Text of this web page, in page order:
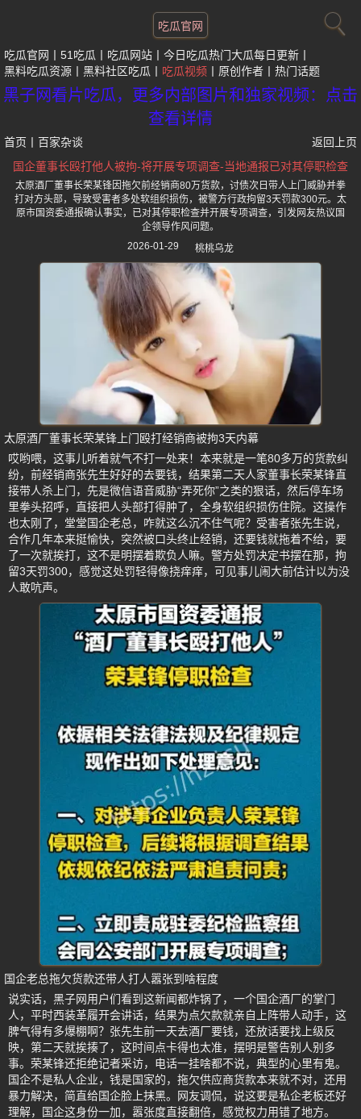
吃瓜官网
吃瓜官网 51吃瓜 吃瓜网站
今日吃瓜热门大瓜每日更新
黑料吃瓜资源
黑料社区吃瓜 吃瓜视频 原创作者 热门话题
黑子网看片吃瓜，更多内部图片和独家视频：点击
查看详情
首页 百家杂谈
返回上页
国企董事长殴打他人被拘-将开展专项调查-当地通报已对其停职检查
太原酒厂董事长荣某锋因拖欠前经销商80万货款，讨债次日带人上门威胁并拳
打对方头部，导致受害者多处软组织损伤，被警方行政拘留3天罚款300元。太
原市国资委通报确认事实，已对其停职检查并开展专项调查，引发网友热议国
企领导作风问题。
2026-01-29
桃桃乌龙
太原酒厂董事长荣某锋上门殴打经销商被拘3天内幕
哎哟喂，这事儿听着就气不打一处来！本来就是一笔80多万的货款纠
纷，前经销商张先生好好的去要钱，结果第二天人家董事长荣某锋直
接带人杀上门，先是微信语音威胁“弄死你”之类的狠话，然后停车场
里拳头招呼，直接把人头部打得肿了，全身软组织损伤住院。这操作
也太刚了，堂堂国企老总，咋就这么沉不住气呢？受害者张先生说，
合作几年本来挺愉快，突然被口头终止经销，还要钱就拖着不给，要
了一次就挨打，这不是明摆着欺负人嘛。警方处罚决定书摆在那，拘
留3天罚300，感觉这处罚轻得像挠痒痒，可见事儿闹大前估计以为没
人敢吭声。
国企老总拖欠货款还带人打人嚣张到啥程度
说实话，黑子网用户们看到这新闻都炸锅了，一个国企酒厂的掌门
人，平时西装革履开会讲话，结果为点欠款就亲自上阵带人动手，这
脾气得有多爆棚啊？张先生前一天去酒厂要钱，还放话要找上级反
映，第二天就挨揍了，这时间点卡得也太准，摆明是警告别人别多
事。荣某锋还拒绝记者采访，电话一挂啥都不说，典型的心里有鬼。
国企不是私人企业，钱是国家的，拖欠供应商货款本来就不对，还用
暴力解决，简直给国企脸上抹黑。网友调侃，说这要是私企老板还好
理解，国企这身份一加，嚣张度直接翻倍，感觉权力用错了地方。